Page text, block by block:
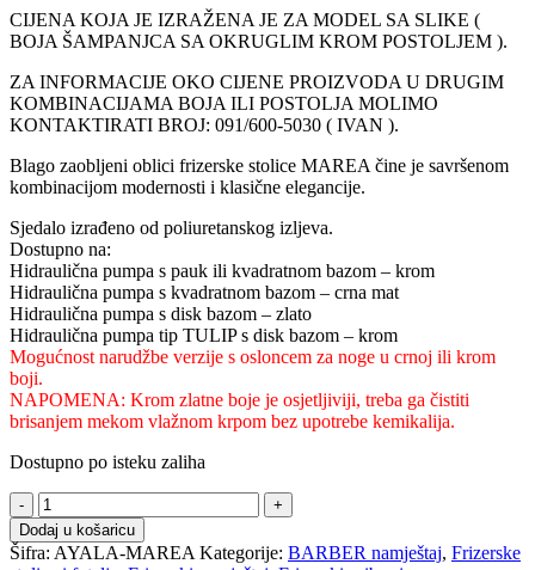
CIJENA KOJA JE IZRAŽENA JE ZA MODEL SA SLIKE (
BOJA ŠAMPANJCA SA OKRUGLIM KROM POSTOLJEM ).
ZA INFORMACIJE OKO CIJENE PROIZVODA U DRUGIM
KOMBINACIJAMA BOJA ILI POSTOLJA MOLIMO
KONTAKTIRATI BROJ: 091/600-5030 ( IVAN ).
Blago zaobljeni oblici frizerske stolice MAREA čine je savršenom
kombinacijom modernosti i klasične elegancije.
Sjedalo izrađeno od poliuretanskog izljeva.
Dostupno na:
Hidraulična pumpa s pauk ili kvadratnom bazom – krom
Hidraulična pumpa s kvadratnom bazom – crna mat
Hidraulična pumpa s disk bazom – zlato
Hidraulična pumpa tip TULIP s disk bazom – krom
Mogućnost narudžbe verzije s osloncem za noge u crnoj ili krom
boji.
NAPOMENA: Krom zlatne boje je osjetljiviji, treba ga čistiti
brisanjem mekom vlažnom krpom bez upotrebe kemikalija.
Dostupno po isteku zaliha
B
AYALA
frizerska
fotelja
Dodaj u košaricu
Šifra: AYALA-MAREA Kategorije: BARBER namještaj, Frizerske